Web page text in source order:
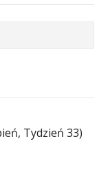
Tydzień 33)